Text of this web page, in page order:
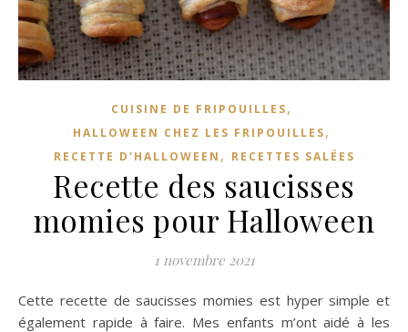
CUISINE DE FRIPOUILLES,
HALLOWEEN CHEZ LES FRIPOUILLES,
RECETTE D'HALLOWEEN , RECETTES SALÉES
Recette des saucisses
momies pour Halloween
1 novembre 2021
Cette recette de saucisses momies est hyper simple et
également rapide à faire. Mes enfants m’ont aidé à les